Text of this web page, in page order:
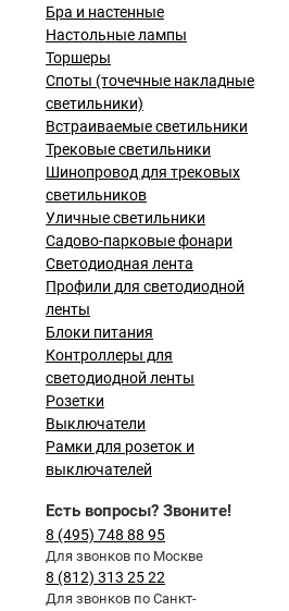
Бра и настенные
Настольные лампы
Торшеры
Споты (точечные накладные
светильники)
Встраиваемые светильники
Трековые светильники
Шинопровод для трековых
светильников
Уличные светильники
Садово-парковые фонари
Светодиодная лента
Профили для светодиодной
ленты
Блоки питания
Контроллеры для
светодиодной ленты
Розетки
Выключатели
Рамки для розеток и
выключателей
Есть вопросы? Звоните!
8 (495) 748 88 95
Для звонков по Москве
8 (812) 313 25 22
Для звонков по Санкт-